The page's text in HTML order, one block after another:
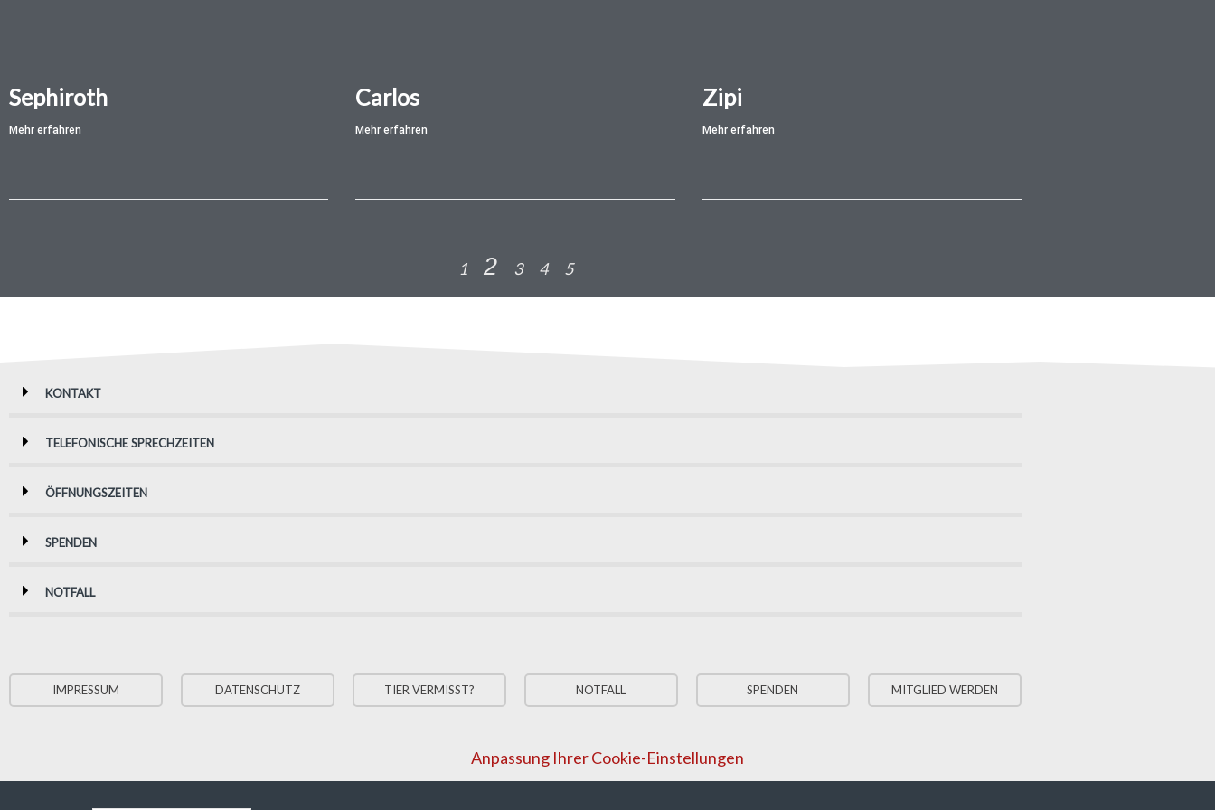
Sephiroth
Mehr erfahren
Carlos
Mehr erfahren
Zipi
Mehr erfahren
1 2 3 4 5
KONTAKT
TELEFONISCHE SPRECHZEITEN
ÖFFNUNGSZEITEN
SPENDEN
NOTFALL
IMPRESSUM DATENSCHUTZ TIER VERMISST? NOTFALL SPENDEN MITGLIED WERDEN
Anpassung Ihrer Cookie-Einstellungen